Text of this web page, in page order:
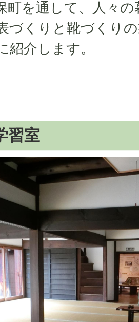
町を通して、人々
づくりと靴づくり
紹介します。
習室